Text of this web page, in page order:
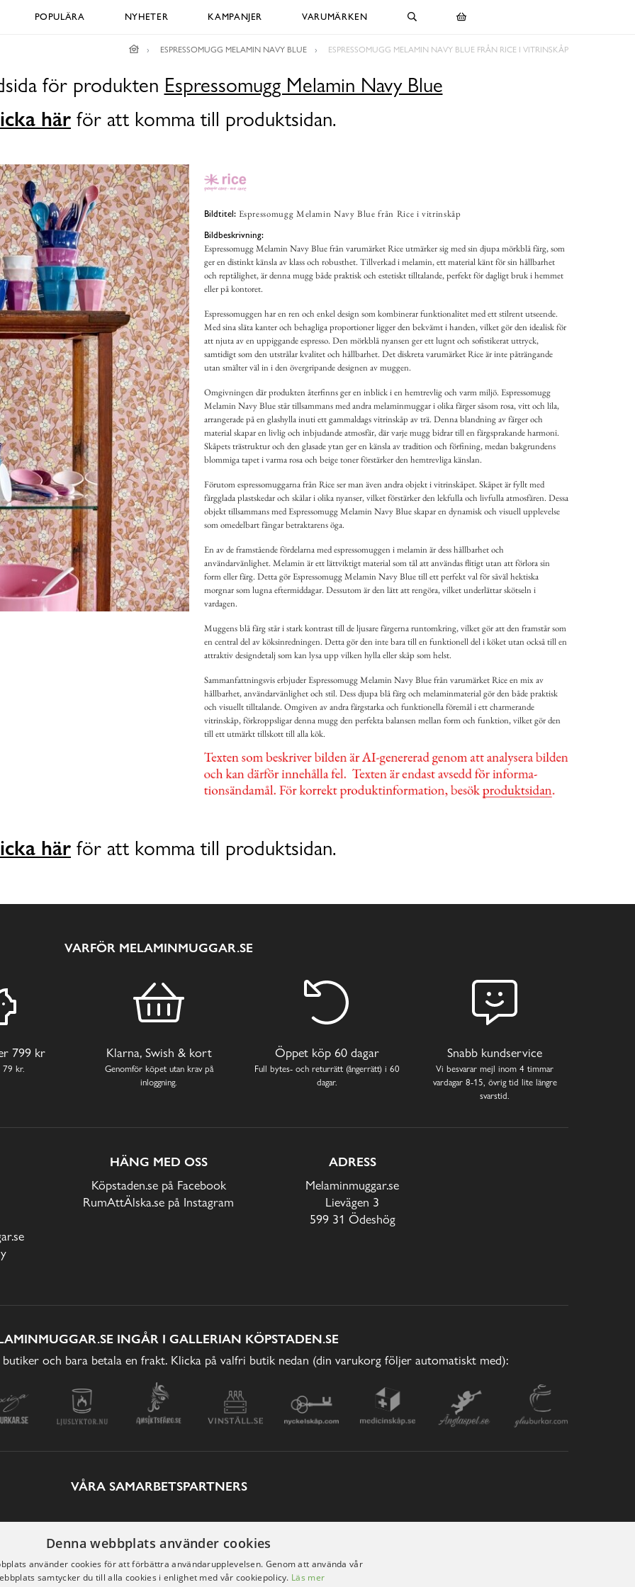
POPULÄRA NYHETER KAMPANJER VARUMÄRKEN
ESPRESSOMUGG MELAMIN NAVY BLUE ESPRESSOMUGG MELAMIN NAVY BLUE FRÅN RICE I VITRINSKÅP
för produkten Espressomugg Melamin Navy Blue
här för att komma till produktsidan.
Bildtitel: Espressomugg Melamin Navy Blue från Rice i vitrinskåp
Bildbeskrivning:
Espressomugg Melamin Navy Blue från varumärket Rice utmärker sig med sin djupa mörkblå färg, som
ger en distinkt känsla av klass och robusthet. Tillverkad i melamin, ett material känt för sin hållbarhet
och reptålighet, är denna mugg både praktisk och estetiskt tilltalande, perfekt för dagligt bruk i hemmet
eller på kontoret.
Espressomuggen har en ren och enkel design som kombinerar funktionalitet med ett stilrent utseende.
Med sina släta kanter och behagliga proportioner ligger den bekvämt i handen, vilket gör den idealisk för
att njuta av en uppiggande espresso. Den mörkblå nyansen ger ett lugnt och sofistikerat uttryck,
samtidigt som den utstrålar kvalitet och hållbarhet. Det diskreta varumärket Rice är inte påträngande
utan smälter väl in i den övergripande designen av muggen.
Omgivningen där produkten återfinns ger en inblick i en hemtrevlig och varm miljö. Espressomugg
Melamin Navy Blue står tillsammans med andra melaminmuggar i olika färger såsom rosa, vitt och lila,
arrangerade på en glashylla inuti ett gammaldags vitrinskåp av trä. Denna blandning av färger och
material skapar en livlig och inbjudande atmosfär, där varje mugg bidrar till en färgsprakande harmoni.
Skåpets trästruktur och den glasade ytan ger en känsla av tradition och förfining, medan bakgrundens
blommiga tapet i varma rosa och beige toner förstärker den hemtrevliga känslan.
Förutom espressomuggarna från Rice ser man även andra objekt i vitrinskåpet. Skåpet är fyllt med
färgglada plastskedar och skålar i olika nyanser, vilket förstärker den lekfulla och livfulla atmosfären. Dessa
objekt tillsammans med Espressomugg Melamin Navy Blue skapar en dynamisk och visuell upplevelse
som omedelbart fångar betraktarens öga.
En av de framstående fördelarna med espressomuggen i melamin är dess hållbarhet och
användarvänlighet. Melamin är ett lättviktigt material som tål att användas flitigt utan att förlora sin
form eller färg. Detta gör Espressomugg Melamin Navy Blue till ett perfekt val för såväl hektiska
morgnar som lugna eftermiddagar. Dessutom är den lätt att rengöra, vilket underlättar skötseln i
vardagen.
Muggens blå färg står i stark kontrast till de ljusare färgerna runtomkring, vilket gör att den framstår som
en central del av köksinredningen. Detta gör den inte bara till en funktionell del i köket utan också till en
attraktiv designdetalj som kan lysa upp vilken hylla eller skåp som helst.
Sammanfattningsvis erbjuder Espressomugg Melamin Navy Blue från varumärket Rice en mix av
hållbarhet, användarvänlighet och stil. Dess djupa blå färg och melaminmaterial gör den både praktisk
och visuellt tilltalande. Omgiven av andra färgstarka och funktionella föremål i ett charmerande
vitrinskåp, förkroppsligar denna mugg den perfekta balansen mellan form och funktion, vilket gör den
till ett utmärkt tillskott till alla kök.
här för att komma till produktsidan.
VARFÖR MELAMINMUGGAR.SE
799 kr
79 kr.
Klarna, Swish & kort
Genomför köpet utan krav på
inloggning.
Öppet köp 60 dagar
Full bytes- och returrätt (ångerrätt) i 60
dagar.
Snabb kundservice
Vi besvarar mejl inom 4 timmar
vardagar 8-15, övrig tid lite längre
svarstid.
HÄNG MED OSS
Köpstaden.se på Facebook
RumAttÄlska.se på Instagram
ADRESS
Melaminmuggar.se
Lievägen 3
599 31 Ödeshög
INGÅR I GALLERIAN KÖPSTADEN.SE
och bara betala en frakt. Klicka på valfri butik nedan (din varukorg följer automatiskt med):
VÅRA SAMARBETSPARTNERS
Denna webbplats använder cookies
använder cookies för att förbättra användarupplevelsen. Genom att använda vår
samtycker du till alla cookies i enlighet med vår cookiepolicy. Läs mer